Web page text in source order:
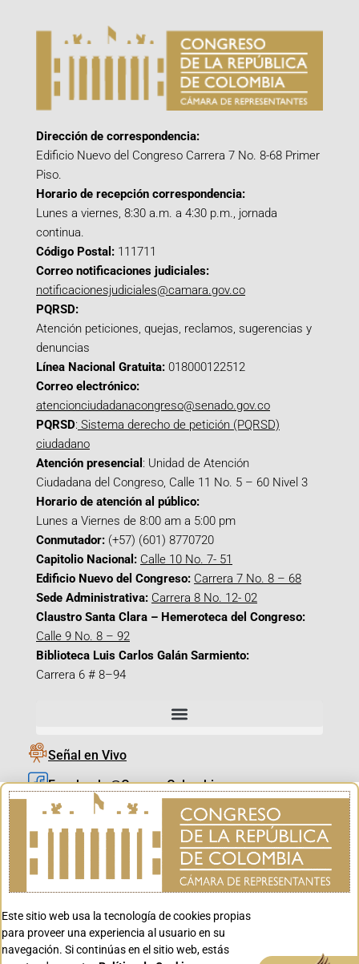
Dirección de correspondencia:
Edificio Nuevo del Congreso Carrera 7 No. 8-68 Primer
Piso.
Horario de recepción correspondencia:
Lunes a viernes, 8:30 a.m. a 4:30 p.m., jornada
continua.
Código Postal: 111711
Correo notificaciones judiciales:
notificacionesjudiciales@camara.gov.co
PQRSD:
Atención peticiones, quejas, reclamos, sugerencias y
denuncias
Línea Nacional Gratuita: 018000122512
Correo electrónico:
atencionciudadanacongreso@senado.gov.co
PQRSD: Sistema derecho de petición (PQRSD)
ciudadano
Atención presencial : Unidad de Atención
Ciudadana del Congreso, Calle 11 No. 5 – 60 Nivel 3
Horario de atención al público:
Lunes a Viernes de 8:00 am a 5:00 pm
Conmutador: (+57) (601) 8770720
Capitolio Nacional: Calle 10 No. 7- 51
Edificio Nuevo del Congreso: Carrera 7 No. 8 – 68
Sede Administrativa: Carrera 8 No. 12- 02
Claustro Santa Clara – Hemeroteca del Congreso:
Calle 9 No. 8 – 92
Biblioteca Luis Carlos Galán Sarmiento:
Carrera 6 # 8–94
Señal en Vivo
Facebook_@CamaraColombia
Instagram_@CamaraColombia
X_@CamaraColombia
Youtube_@CamaraColombia
Youtube_@CanalCongreso
Este sitio web usa la tecnología de cookies propias
para proveer una experiencia al usuario en su
navegación. Si continúas en el sitio web, estás